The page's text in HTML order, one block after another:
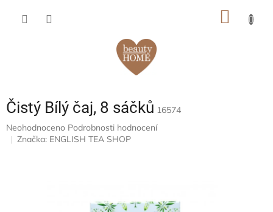
Čistý Bílý čaj, 8 sáčků 16574
Průměrné
hodnocení
Neohodnoceno Podrobnosti hodnocení
Značka: ENGLISH TEA SHOP